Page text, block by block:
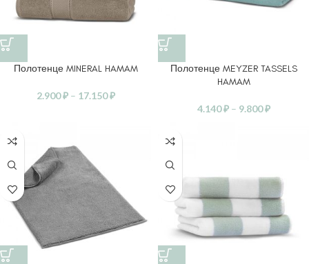
Полотенце MINERAL HAMAM
2.900₽ – 17.150₽
Полотенце MEYZER TASSELS
HAMAM
4.140₽ – 9.800₽